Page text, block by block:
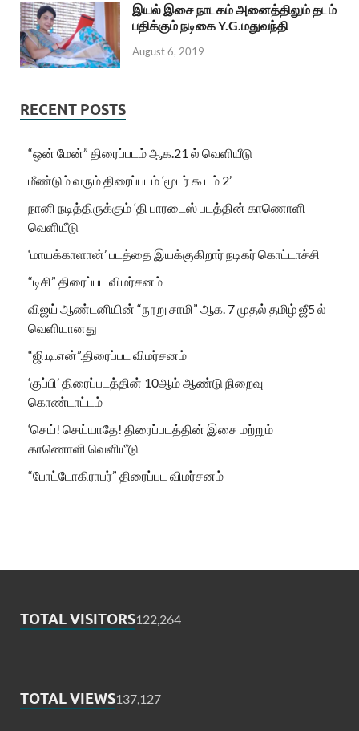
இயல் இசை நாடகம் அனைத்திலும் தடம்
பதிக்கும் நடிகை Y.G.மதுவந்தி
August 6, 2019
RECENT POSTS
“ஒன் மேன்” திரைப்படம் ஆக.21 ல் வெளியீடு
மீண்டும் வரும் திரைப்படம் ‘மூடர் கூடம் 2’
நானி நடித்திருக்கும் ‘தி பாரடைஸ் படத்தின் காணொளி
வெளியீடு
‘மாயக்காளான்’ படத்தை இயக்குகிறார் நடிகர் கொட்டாச்சி
“டிசி” திரைப்பட விமர்சனம்
விஜய் ஆண்டனியின் “நூறு சாமி” ஆக. 7 முதல் தமிழ் ஜீ5 ல்
வெளியானது
“ஜி.டி.என்”.திரைப்பட விமர்சனம்
‘குப்பி’ திரைப்படத்தின் 10ஆம் ஆண்டு நிறைவு
கொண்டாட்டம்
‘செய்! செய்யாதே! திரைப்படத்தின் இசை மற்றும்
காணொளி வெளியீடு
“போட்டோகிராபர்” திரைப்பட விமர்சனம்
TOTAL VISITORS122,264
TOTAL VIEWS137,127